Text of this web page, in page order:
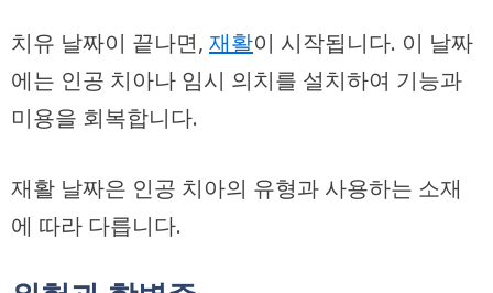
치유 날짜이 끝나면, 재활이 시작됩니다. 이 날짜
에는 인공 치아나 임시 의치를 설치하여 기능과
미용을 회복합니다.
재활 날짜은 인공 치아의 유형과 사용하는 소재
에 따라 다릅니다.